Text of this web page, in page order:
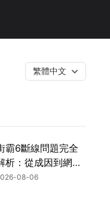
繁體中文
霸6斷線問題完全
析：從成因到網路
化的實用攻略！
08-06